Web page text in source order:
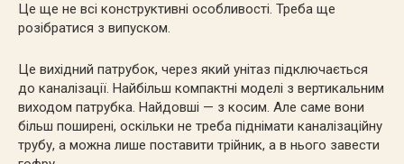
Це ще не всі конструктивні особливості. Треба ще
розібратися з випуском.
Це вихідний патрубок, через який унітаз підключається
до каналізації. Найбільш компактні моделі з вертикальним
виходом патрубка. Найдовші — з косим. Але саме вони
більш поширені, оскільки не треба піднімати каналізаційну
трубу, а можна лише поставити трійник, а в нього завести